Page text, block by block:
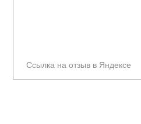
Ссылка на отзыв в Яндексе